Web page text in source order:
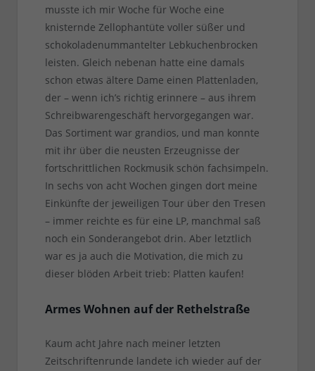
musste ich mir Woche für Woche eine
knisternde Zellophantüte voller süßer und
schokoladenummantelter Lebkuchenbrocken
leisten. Gleich nebenan hatte eine damals
schon etwas ältere Dame einen Plattenladen,
der – wenn ich’s richtig erinnere – aus ihrem
Schreibwarengeschäft hervorgegangen war.
Das Sortiment war grandios, und man konnte
mit ihr über die neusten Erzeugnisse der
fortschrittlichen Rockmusik schön fachsimpeln.
In sechs von acht Wochen gingen dort meine
Einkünfte der jeweiligen Tour über den Tresen
– immer reichte es für eine LP, manchmal saß
noch ein Sonderangebot drin. Aber letztlich
war es ja auch die Motivation, die mich zu
dieser blöden Arbeit trieb: Platten kaufen!
Armes Wohnen auf der Rethelstraße
Kaum acht Jahre nach meiner letzten
Zeitschriftenrunde landete ich wieder auf der